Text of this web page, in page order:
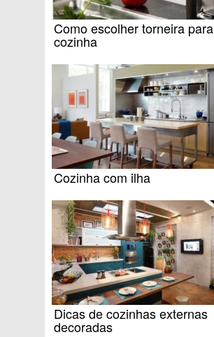
Como escolher torneira para
cozinha
Cozinha com ilha
Dicas de cozinhas externas
decoradas